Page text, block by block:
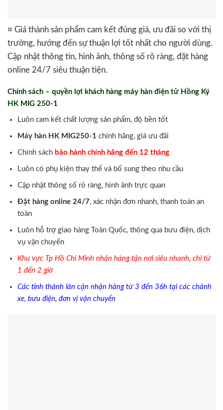
¤ Giá thành sản phẩm cam kết đúng giá, ưu đãi so với thị
trường, hướng đến sự thuận lợi tốt nhất cho người dùng.
Cập nhật thông tin, hình ảnh, thông số rõ ràng, đặt hàng
online 24/7 siêu thuận tiện.
Chính sách – quyền lợi khách hàng máy hàn điện tử Hồng Ký
HK MIG 250-1
Luôn cam kết chất lượng sản phẩm, độ bền tốt
Máy hàn HK MIG250-1 chính hãng, giá ưu đãi
Chính sách bảo hành chính hãng đến 12 tháng
Luôn có phụ kiện thay thể và bổ sung theo nhu cầu
Cập nhật thông số rõ ràng, hình ảnh trực quan
Đặt hàng online 24/7, xác nhận đơn nhanh, thanh toán an
toàn
Luôn hỗ trợ giao hàng Toàn Quốc, thông qua bưu điện, dịch
vụ vận chuyển
Khu vực Tp Hồ Chí Minh nhận hàng tận nơi siêu nhanh, chỉ từ
1 đến 2 giờ
Các tỉnh thành lân cận nhận hàng từ 3 đến 36h tại các chành
xe, bưu điện, đơn vị vận chuyển